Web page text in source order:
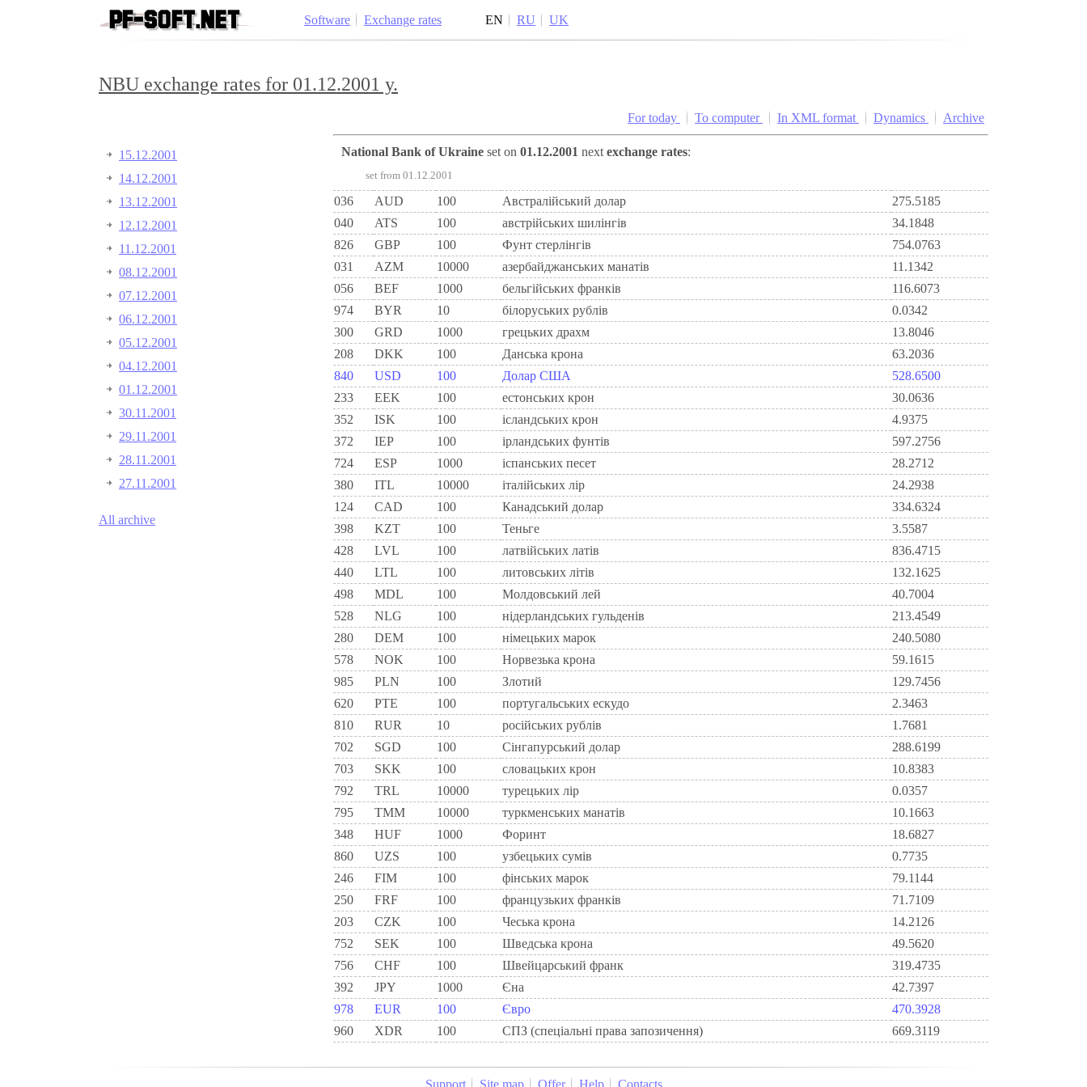
Software Exchange rates EN RU UK
NBU exchange rates for 01.12.2001 y.
15.12.2001
14.12.2001
13.12.2001
12.12.2001
11.12.2001
08.12.2001
07.12.2001
06.12.2001
05.12.2001
04.12.2001
01.12.2001
30.11.2001
29.11.2001
28.11.2001
27.11.2001
All archive
For today To computer In XML format Dynamics Archive
National Bank of Ukraine set on 01.12.2001 next exchange rates:
set from 01.12.2001
036 AUD 100 Австралійський долар
275.5185
040
ATS 100 австрiйських шилiнгiв
34.1848
826
GBP 100 Фунт стерлінгів
754.0763
031
AZM 10000 азербайджанських манатів
11.1342
056
BEF 1000 бельгiйських франкiв
116.6073
974
BYR 10 білоруських рублів
0.0342
300
GRD 1000 грецьких драхм
13.8046
208
DKK 100 Данська крона
63.2036
840
USD 100 Долар США
528.6500
233
EEK 100 естонських крон
30.0636
352
ISK 100 ісландських крон
4.9375
372
IEP 100 iрландських фунтiв
597.2756
724
ESP 1000 iспанських песет
28.2712
380
ITL 10000 iталiйських лiр
24.2938
124
CAD 100 Канадський долар
334.6324
398
KZT 100 Теньге
3.5587
428
LVL 100 латвійських латів
836.4715
440
LTL 100 литовських літів
132.1625
498
MDL 100 Молдовський лей
40.7004
528
NLG 100 нiдерландських гульденiв
213.4549
280
DEM 100 нiмецьких марок
240.5080
578
NOK 100 Норвезька крона
59.1615
985
PLN 100 Злотий
129.7456
620
PTE 100 португальських ескудо
2.3463
810
RUR 10 росiйських рублiв
1.7681
702
SGD 100 Сінгапурський долар
288.6199
703
SKK 100 словацьких крон
10.8383
792
TRL 10000 турецьких лір
0.0357
795
TMM 10000 туркменських манатів
10.1663
348
HUF 1000 Форинт
18.6827
860
UZS 100 узбецьких сумів
0.7735
246
FIM 100 фiнських марок
79.1144
250
FRF 100 французьких франкiв
71.7109
203
CZK 100 Чеська крона
14.2126
752
SEK 100 Шведська крона
49.5620
756
CHF 100 Швейцарський франк
319.4735
392
JPY 1000 Єна
42.7397
978
EUR 100 Євро
470.3928
960
XDR 100 СПЗ (спеціальні права запозичення) 669.3119